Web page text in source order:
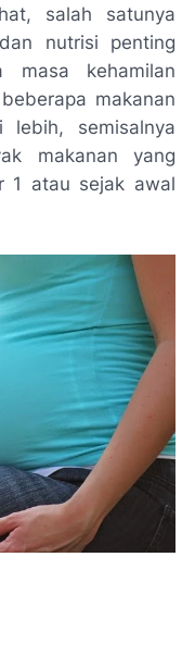
salah satunya
nutrisi penting
kehamilan
makanan
lebih, semisalnya
makanan yang
1 atau sejak awal